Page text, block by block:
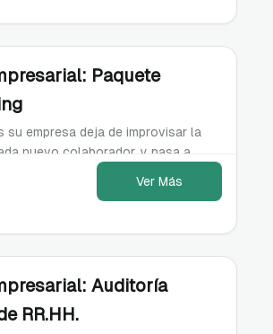
Paquete
su empresa deja de improvisar la
nuevo colaborador, y pasa a
de onboarding documentado y
Ver Más
Auditoría
RR.HH.